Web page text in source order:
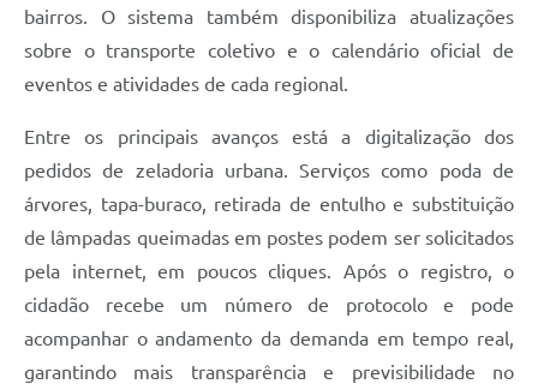
bairros. O sistema também disponibiliza atualizações
sobre o transporte coletivo e o calendário oficial de
eventos e atividades de cada regional.
Entre os principais avanços está a digitalização dos
pedidos de zeladoria urbana. Serviços como poda de
árvores, tapa-buraco, retirada de entulho e substituição
de lâmpadas queimadas em postes podem ser solicitados
pela internet, em poucos cliques. Após o registro, o
cidadão recebe um número de protocolo e pode
acompanhar o andamento da demanda em tempo real,
garantindo mais transparência e previsibilidade no